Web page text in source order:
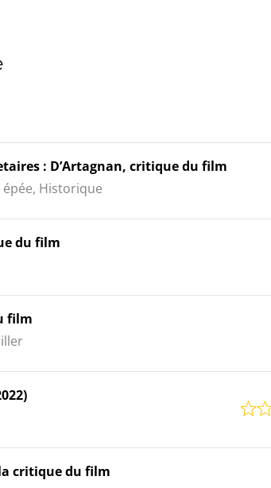
: D’Artagnan, critique du film
Historique
du film
film
critique du film